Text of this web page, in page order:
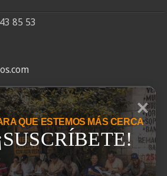
85 53
58 QUE ESTEMOS MÁS CERCA